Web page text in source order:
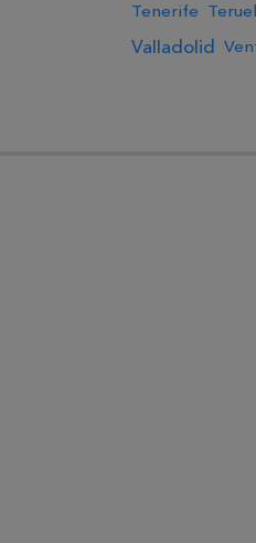
Tenerife Teruel
Valladolid